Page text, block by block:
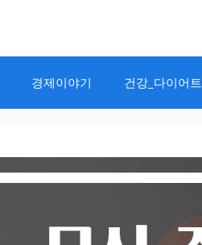
경제이야기 건강_다이어트